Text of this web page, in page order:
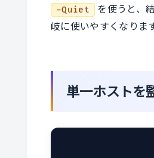
-Quiet を使うと、
岐に使いやすくなります
単一ホストを